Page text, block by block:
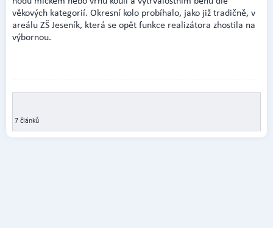
věkových kategorií. Okresní kolo probíhalo, jako již tradičně, v
areálu ZŠ Jeseník, která se opět funkce realizátora zhostila na
výbornou.
7 článků